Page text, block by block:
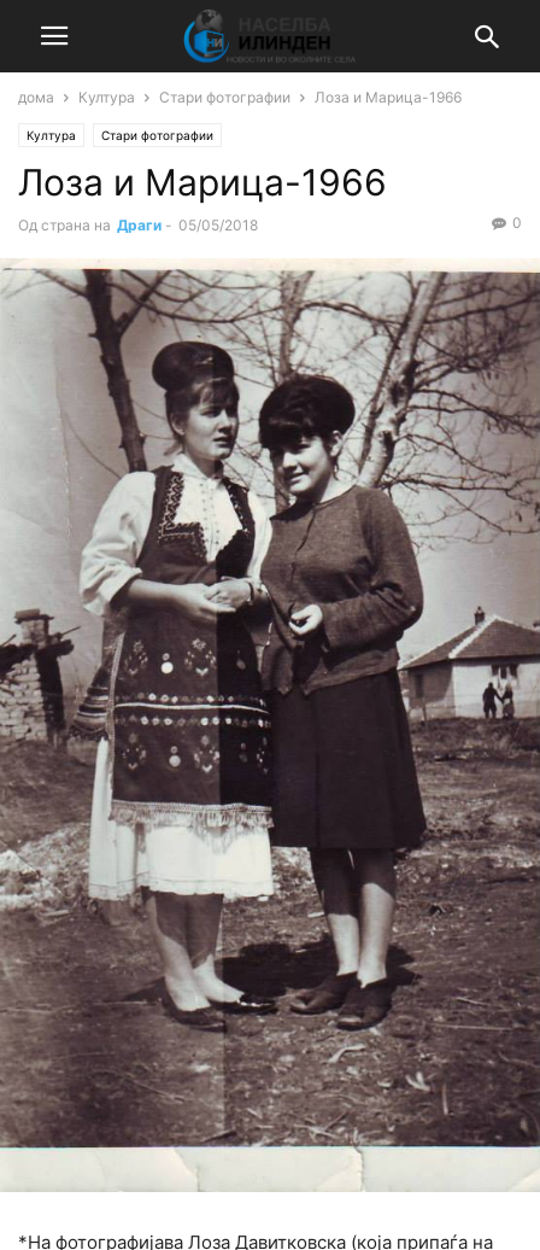
дома Култура Стари фотографии Лоза и Марица-1966
Култура Стари фотографии
Лоза и Марица-1966
Од страна на Драги - 05/05/2018 0
*На фотографијава Лоза Давитковска (која припаѓа на